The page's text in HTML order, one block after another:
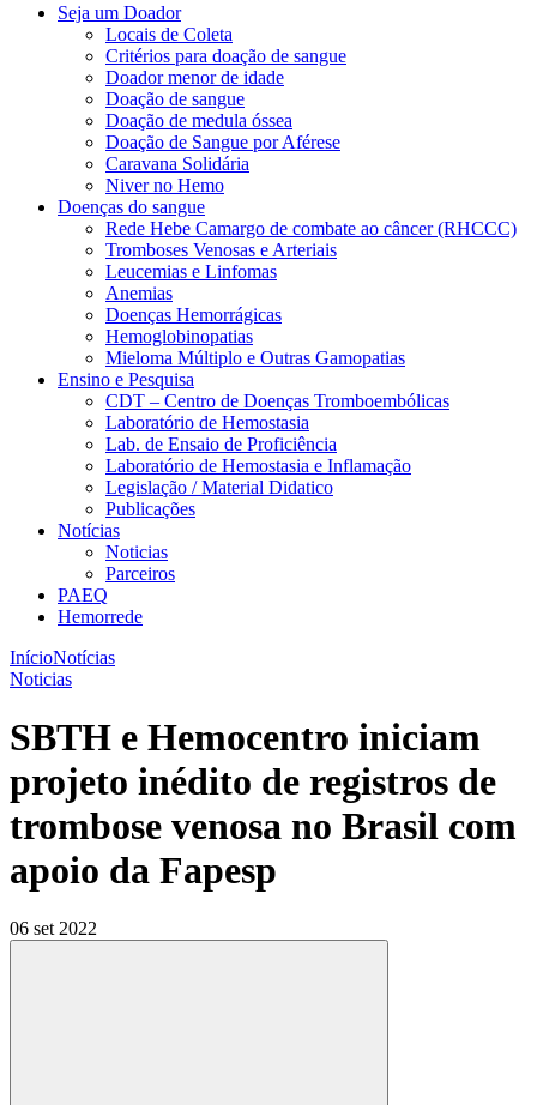
Seja um Doador
Locais de Coleta
Critérios para doação de sangue
Doador menor de idade
Doação de sangue
Doação de medula óssea
Doação de Sangue por Aférese
Caravana Solidária
Niver no Hemo
Doenças do sangue
Rede Hebe Camargo de combate ao câncer (RHCCC)
Tromboses Venosas e Arteriais
Leucemias e Linfomas
Anemias
Doenças Hemorrágicas
Hemoglobinopatias
Mieloma Múltiplo e Outras Gamopatias
Ensino e Pesquisa
CDT – Centro de Doenças Tromboembólicas
Laboratório de Hemostasia
Lab. de Ensaio de Proficiência
Laboratório de Hemostasia e Inflamação
Legislação / Material Didatico
Publicações
Notícias
Noticias
Parceiros
PAEQ
Hemorrede
InícioNotícias
Noticias
SBTH e Hemocentro iniciam
projeto inédito de registros de
trombose venosa no Brasil com
apoio da Fapesp
06 set 2022